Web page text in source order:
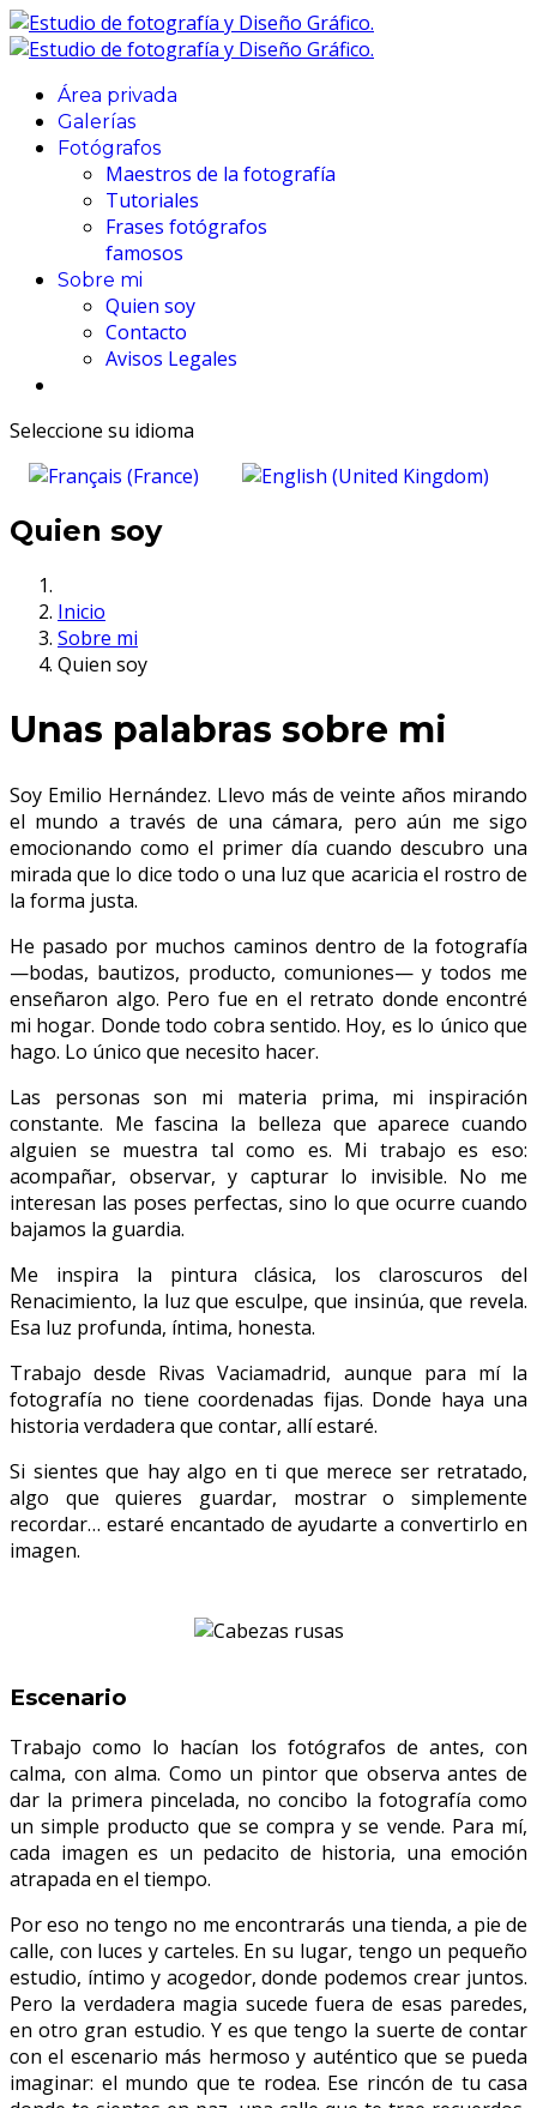
Área privada
Galerías
Fotógrafos
Maestros de la fotografía
Tutoriales
Frases fotógrafos
famosos
Sobre mi
Quien soy
Contacto
Avisos Legales
Seleccione su idioma
Quien soy
Inicio
Sobre mi
Quien soy
Unas palabras sobre mi
Soy Emilio Hernández. Llevo más de veinte años mirando
el mundo a través de una cámara, pero aún me sigo
emocionando como el primer día cuando descubro una
mirada que lo dice todo o una luz que acaricia el rostro de
la forma justa.
He pasado por muchos caminos dentro de la fotografía
—bodas, bautizos, producto, comuniones— y todos me
enseñaron algo. Pero fue en el retrato donde encontré
mi hogar. Donde todo cobra sentido. Hoy, es lo único que
hago. Lo único que necesito hacer.
Las personas son mi materia prima, mi inspiración
constante. Me fascina la belleza que aparece cuando
alguien se muestra tal como es. Mi trabajo es eso:
acompañar, observar, y capturar lo invisible. No me
interesan las poses perfectas, sino lo que ocurre cuando
bajamos la guardia.
Me inspira la pintura clásica, los claroscuros del
Renacimiento, la luz que esculpe, que insinúa, que revela.
Esa luz profunda, íntima, honesta.
Trabajo desde Rivas Vaciamadrid, aunque para mí la
fotografía no tiene coordenadas fijas. Donde haya una
historia verdadera que contar, allí estaré.
Si sientes que hay algo en ti que merece ser retratado,
algo que quieres guardar, mostrar o simplemente
recordar… estaré encantado de ayudarte a convertirlo en
imagen.
Escenario
Trabajo como lo hacían los fotógrafos de antes, con
calma, con alma. Como un pintor que observa antes de
dar la primera pincelada, no concibo la fotografía como
un simple producto que se compra y se vende. Para mí,
cada imagen es un pedacito de historia, una emoción
atrapada en el tiempo.
Por eso no tengo no me encontrarás una tienda, a pie de
calle, con luces y carteles. En su lugar, tengo un pequeño
estudio, íntimo y acogedor, donde podemos crear juntos.
Pero la verdadera magia sucede fuera de esas paredes,
en otro gran estudio. Y es que tengo la suerte de contar
con el escenario más hermoso y auténtico que se pueda
imaginar: el mundo que te rodea. Ese rincón de tu casa